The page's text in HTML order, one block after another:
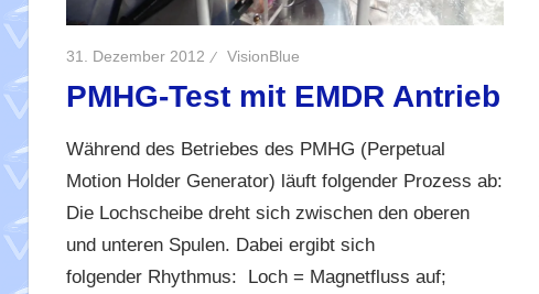
31. Dezember 2012 VisionBlue
PMHG-Test mit EMDR Antrieb
Während des Betriebes des PMHG (Perpetual
Motion Holder Generator) läuft folgender Prozess ab:
Die Lochscheibe dreht sich zwischen den oberen
und unteren Spulen. Dabei ergibt sich
folgender Rhythmus: Loch = Magnetfluss auf;